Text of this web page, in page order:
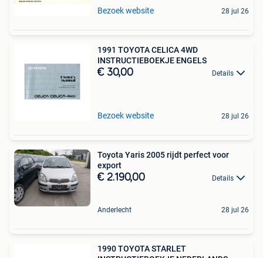
Bezoek website 28 jul 26
1991 TOYOTA CELICA 4WD
INSTRUCTIEBOEKJE ENGELS
€ 30,00 Details
Bezoek website 28 jul 26
Toyota Yaris 2005 rijdt perfect voor
export
€ 2.190,00 Details
Anderlecht 28 jul 26
1990 TOYOTA STARLET